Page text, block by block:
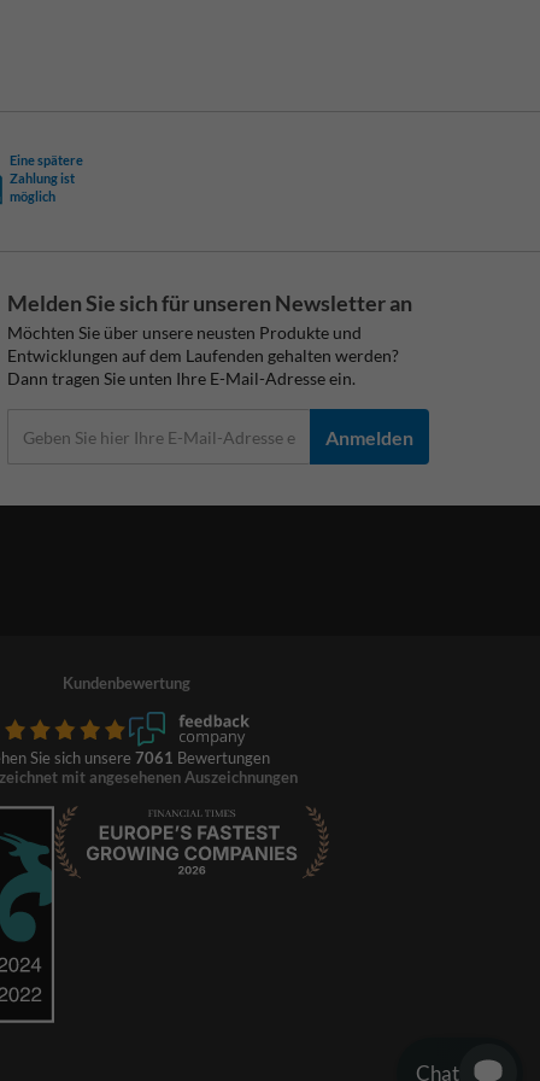
Eine spätere
Zahlung ist
möglich
Melden Sie sich für unseren Newsletter an
Möchten Sie über unsere neusten Produkte und
Entwicklungen auf dem Laufenden gehalten werden?
Dann tragen Sie unten Ihre E-Mail-Adresse ein.
Anmelden
Kundenbewertung
Sie sich unsere 7061 Bewertungen
mit angesehenen Auszeichnungen
Chat